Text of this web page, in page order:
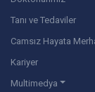
Tanı ve Tedaviler
Camsız Hayata
Kariyer
Multimedya